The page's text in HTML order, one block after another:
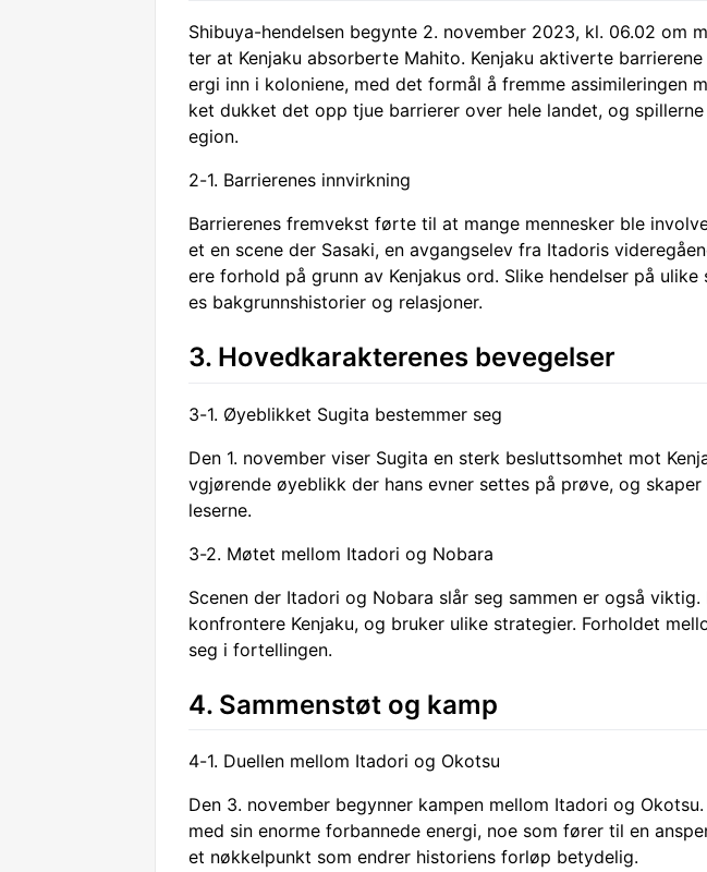
Shibuya-hendelsen begynte 2. november 2023, kl. 06.02 om
ter at Kenjaku absorberte Mahito. Kenjaku aktiverte
ergi inn i koloniene, med det formål å fremme assimileringen
ket dukket det opp tjue barrierer over hele landet, og
egion.
2-1. Barrierenes innvirkning
Barrierenes fremvekst førte til at mange mennesker ble
et en scene der Sasaki, en avgangselev fra Itadoris
ere forhold på grunn av Kenjakus ord. Slike hendelser på
es bakgrunnshistorier og relasjoner.
3. Hovedkarakterenes bevegelser
3-1. Øyeblikket Sugita bestemmer seg
Den 1. november viser Sugita en sterk besluttsomhet mot
vgjørende øyeblikk der hans evner settes på prøve, og
leserne.
3-2. Møtet mellom Itadori og Nobara
Scenen der Itadori og Nobara slår seg sammen er også
konfrontere Kenjaku, og bruker ulike strategier. Forholdet
seg i fortellingen.
4. Sammenstøt og kamp
4-1. Duellen mellom Itadori og Okotsu
Den 3. november begynner kampen mellom Itadori og
med sin enorme forbannede energi, noe som fører til en
et nøkkelpunkt som endrer historiens forløp betydelig.